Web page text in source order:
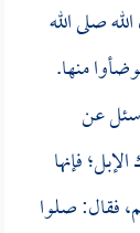
صلى الله
منها.
عن
فإنها
فقال: صلوا